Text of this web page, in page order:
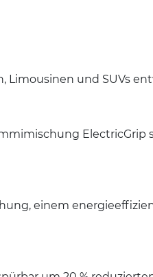
Limousinen und SUVs
ElectricGrip
einem